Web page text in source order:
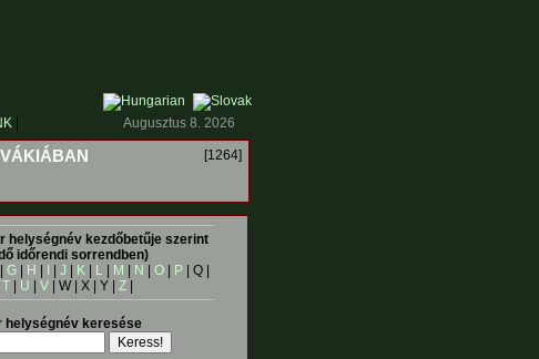
Augusztus 8. 2026
[1264]
helységnév kezdőbetűje szerint
időrendi sorrendben)
G| H J K| L| M N O| P| Q |
T| U V| W | X | Y | Z|
helységnév keresése